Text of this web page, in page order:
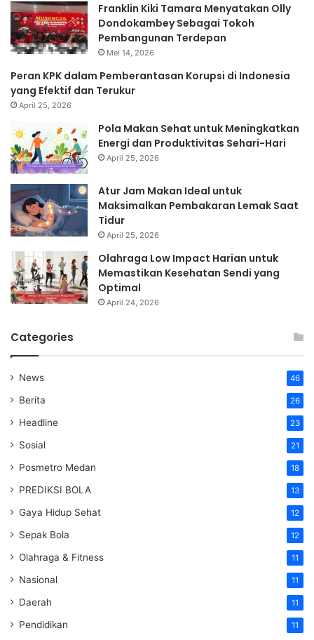
Franklin Kiki Tamara Menyatakan Olly
Dondokambey Sebagai Tokoh
Pembangunan Terdepan
Mei 14, 2026
Peran KPK dalam Pemberantasan Korupsi di Indonesia
yang Efektif dan Terukur
April 25, 2026
Pola Makan Sehat untuk Meningkatkan
Energi dan Produktivitas Sehari-Hari
April 25, 2026
Atur Jam Makan Ideal untuk
Maksimalkan Pembakaran Lemak Saat
Tidur
April 25, 2026
Olahraga Low Impact Harian untuk
Memastikan Kesehatan Sendi yang
Optimal
April 24, 2026
Categories
News 46
Berita 26
Headline 23
Sosial 21
Posmetro Medan 18
PREDIKSI BOLA 13
Gaya Hidup Sehat 12
Sepak Bola 12
Olahraga & Fitness 11
Nasional 11
Daerah 11
Pendidikan 11